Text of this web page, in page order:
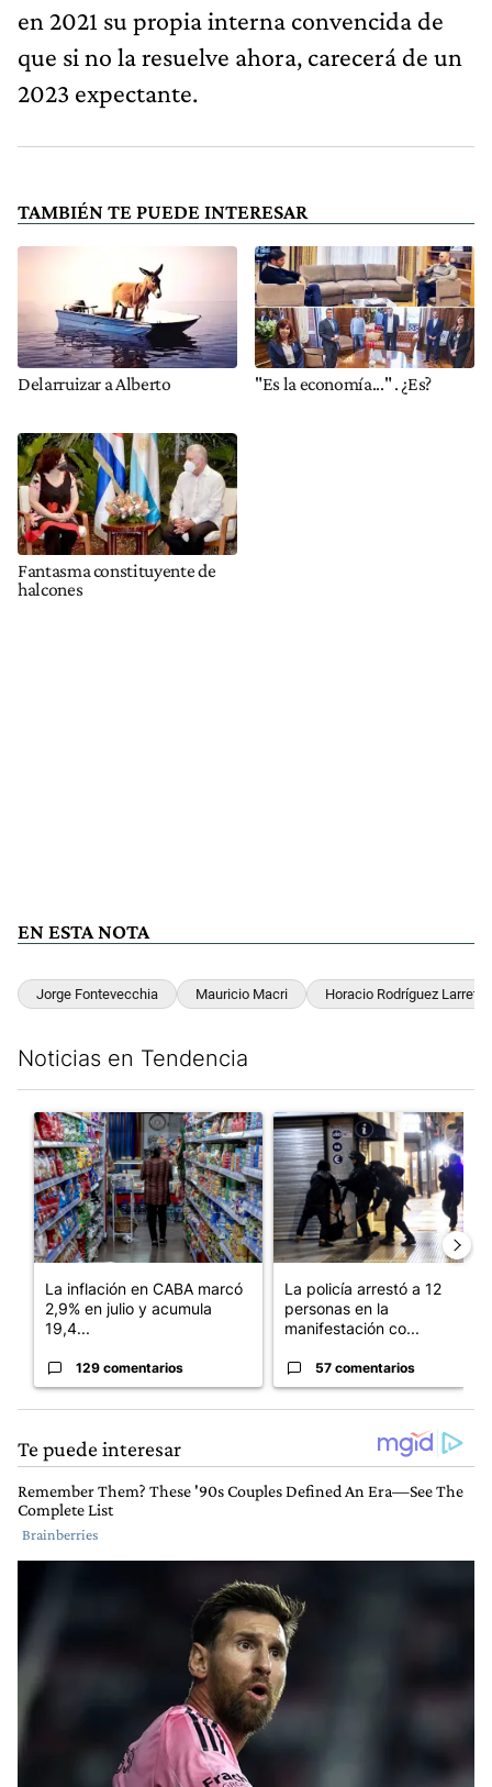
en 2021 su propia interna convencida de
que si no la resuelve ahora, carecerá de un
2023 expectante.
TAMBIÉN TE PUEDE INTERESAR
Delarruizar a Alberto "Es la economía..." . ¿Es?
Fantasma constituyente de
halcones
EN ESTA NOTA
Jorge Fontevecchia Mauricio Macri Horacio Rodríguez Larreta
Noticias en Tendencia
Un artículo de tendencia con el título "La inflación en CABA
La inflación en CABA marcó
2,9% en julio y acumula
19,4...
129 comentarios
Un artículo de tendencia con
La policía arrestó a 12
personas en la
manifestación co...
57 comentarios